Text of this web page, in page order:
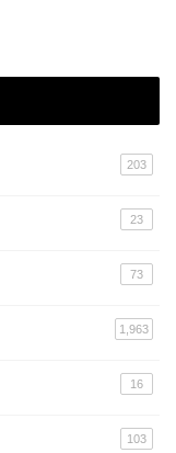
203
23
73
1,963
16
103